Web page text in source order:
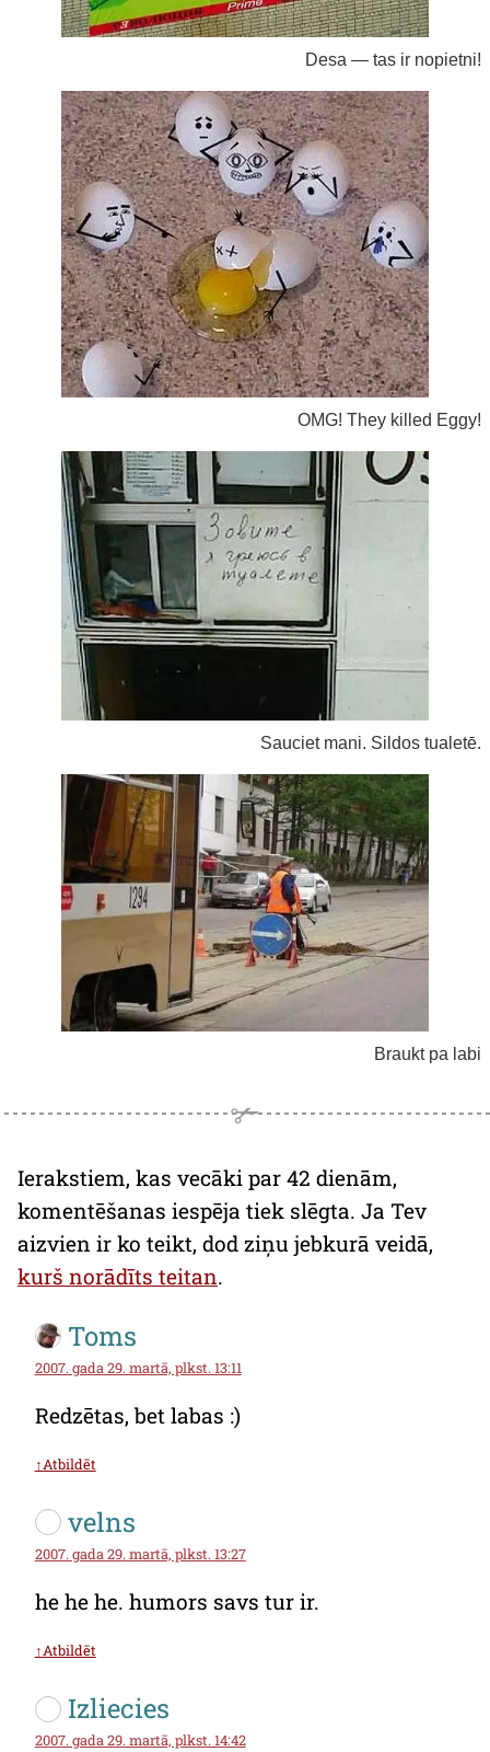
Desa — tas ir nopietni!
OMG! They killed Eggy!
Sauciet mani. Sildos tualetē.
Braukt pa labi
Ierakstiem, kas vecāki par 42 dienām,
komentēšanas iespēja tiek slēgta. Ja Tev
aizvien ir ko teikt, dod ziņu jebkurā veidā,
kurš norādīts teitan.
Toms
2007. gada 29. martā, plkst. 13:11
Redzētas, bet labas :)
↑Atbildēt
velns
2007. gada 29. martā, plkst. 13:27
he he he. humors savs tur ir.
↑Atbildēt
Izliecies
2007. gada 29. martā, plkst. 14:42